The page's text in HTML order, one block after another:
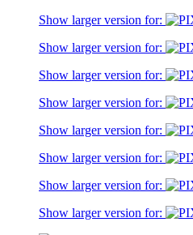
Show larger version for:
Show larger version for:
Show larger version for:
Show larger version for:
Show larger version for:
Show larger version for:
Show larger version for:
Show larger version for: